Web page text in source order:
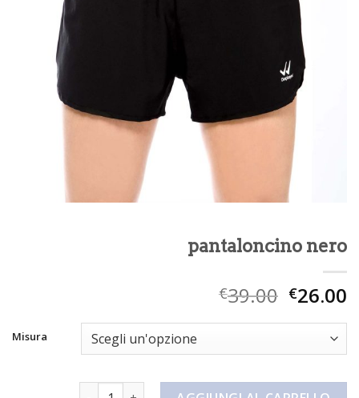
pantaloncino nero
€39.00 €26.00
Misura
pantaloncino nero quantità